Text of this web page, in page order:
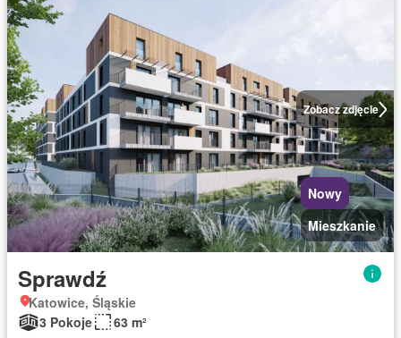
Zobacz zdjęcie
Nowy
Mieszkanie
Sprawdź
Katowice, Śląskie
3 Pokoje
63 m²